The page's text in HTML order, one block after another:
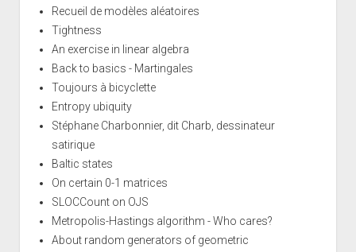
Recueil de modèles aléatoires
Tightness
An exercise in linear algebra
Back to basics - Martingales
Toujours à bicyclette
Entropy ubiquity
Stéphane Charbonnier, dit Charb, dessinateur
satirique
Baltic states
On certain 0-1 matrices
SLOCCount on OJS
Metropolis-Hastings algorithm - Who cares?
About random generators of geometric